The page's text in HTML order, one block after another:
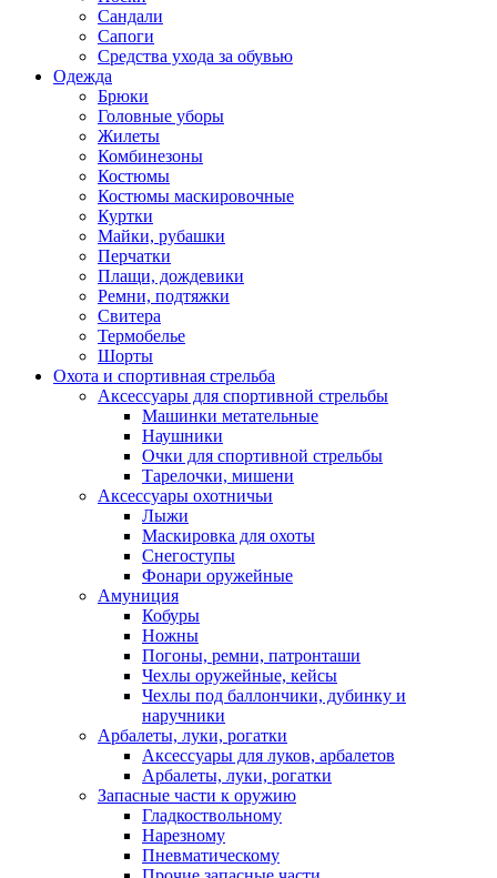
Сандали
Сапоги
Средства ухода за обувью
Одежда
Брюки
Головные уборы
Жилеты
Комбинезоны
Костюмы
Костюмы маскировочные
Куртки
Майки, рубашки
Перчатки
Плащи, дождевики
Ремни, подтяжки
Свитера
Термобелье
Шорты
Охота и спортивная стрельба
Аксессуары для спортивной стрельбы
Машинки метательные
Наушники
Очки для спортивной стрельбы
Тарелочки, мишени
Аксессуары охотничьи
Лыжи
Маскировка для охоты
Снегоступы
Фонари оружейные
Амуниция
Кобуры
Ножны
Погоны, ремни, патронташи
Чехлы оружейные, кейсы
Чехлы под баллончики, дубинку и
наручники
Арбалеты, луки, рогатки
Аксессуары для луков, арбалетов
Арбалеты, луки, рогатки
Запасные части к оружию
Гладкоствольному
Нарезному
Пневматическому